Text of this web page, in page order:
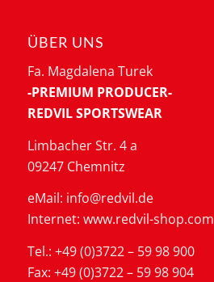
ÜBER UNS
Fa. Magdalena Turek
-PREMIUM PRODUCER-
REDVIL SPORTSWEAR
Limbacher Str. 4 a
09247 Chemnitz
eMail: info@redvil.de
Internet: www.redvil-shop.com
Tel.: +49 (0)3722 – 59 98 900
Fax: +49 (0)3722 – 59 98 904